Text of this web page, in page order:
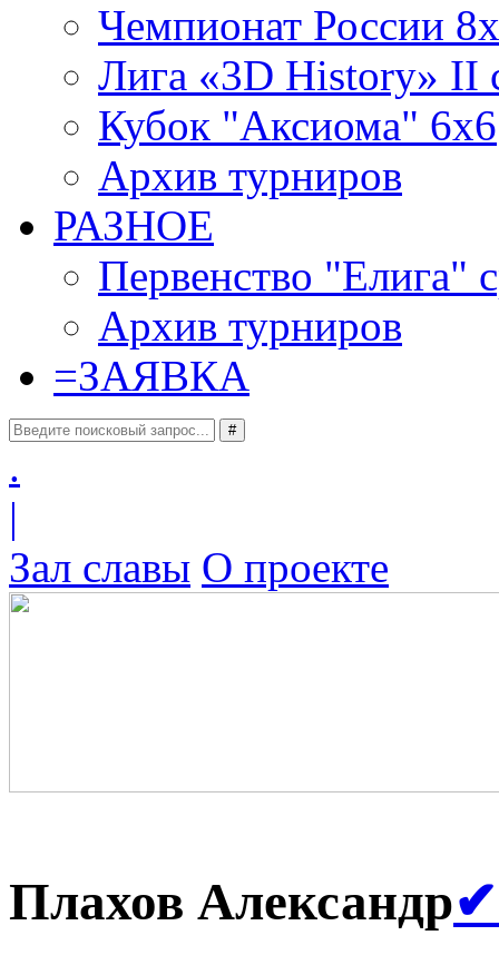
Чемпионат России
Лига «3D History» II
Кубок "Аксиома" 6x6
Архив турниров
РАЗНОЕ
Первенство "Елига"
Архив турниров
=ЗАЯВКА
#
.
|
Зал славы О проекте
Плахов Александр